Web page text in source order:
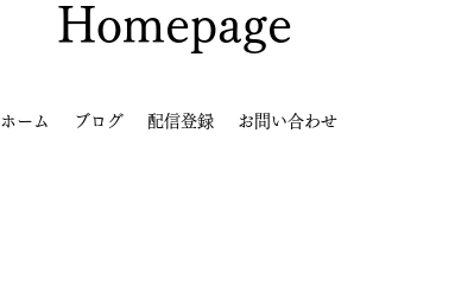
Homepage
ホーム ブログ 配信登録 お問い合わせ